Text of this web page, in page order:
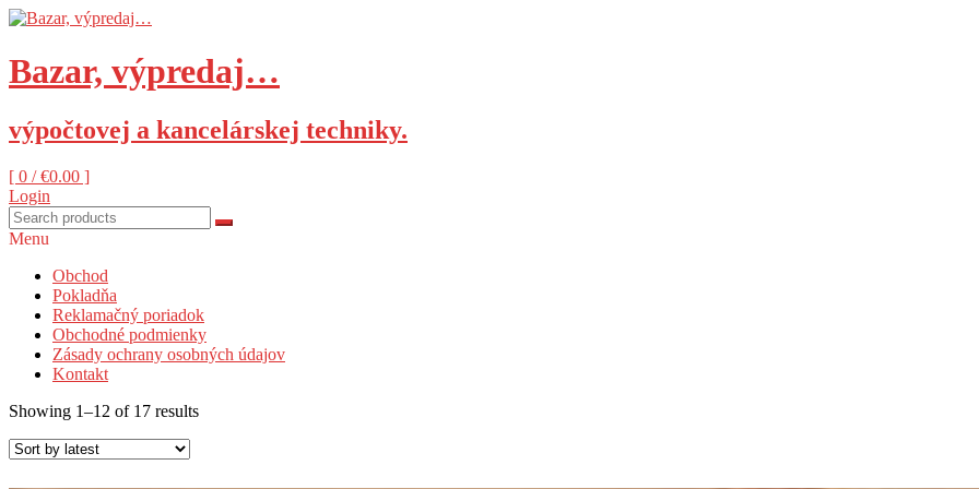
Skip
content
Bazar, výpredaj…
výpočtovej a kancelárskej techniky.
[ 0 /€0.00 ]
Login
Menu
Obchod
Pokladňa
Reklamačný poriadok
Obchodné podmienky
Zásady ochrany osobných údajov
Kontakt
Showing 1–12 of 17 results